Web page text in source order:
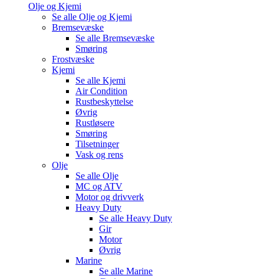
Olje og Kjemi
Se alle Olje og Kjemi
Bremsevæske
Se alle Bremsevæske
Smøring
Frostvæske
Kjemi
Se alle Kjemi
Air Condition
Rustbeskyttelse
Øvrig
Rustløsere
Smøring
Tilsetninger
Vask og rens
Olje
Se alle Olje
MC og ATV
Motor og drivverk
Heavy Duty
Se alle Heavy Duty
Gir
Motor
Øvrig
Marine
Se alle Marine